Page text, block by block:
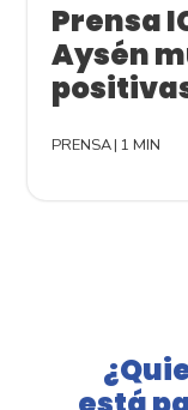
Prensa
Aysén
PRENSA| 1 MIN